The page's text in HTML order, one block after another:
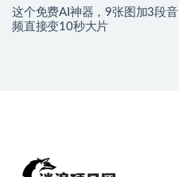
这个免费AI神器，9张图加3段音
频直接变10秒大片